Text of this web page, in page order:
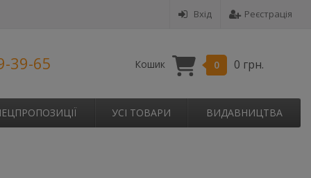
Вхід Реєстрація
39-65 Кошик 0 0 грн.
УСІ ТОВАРИ ВИДАВНИЦТВА